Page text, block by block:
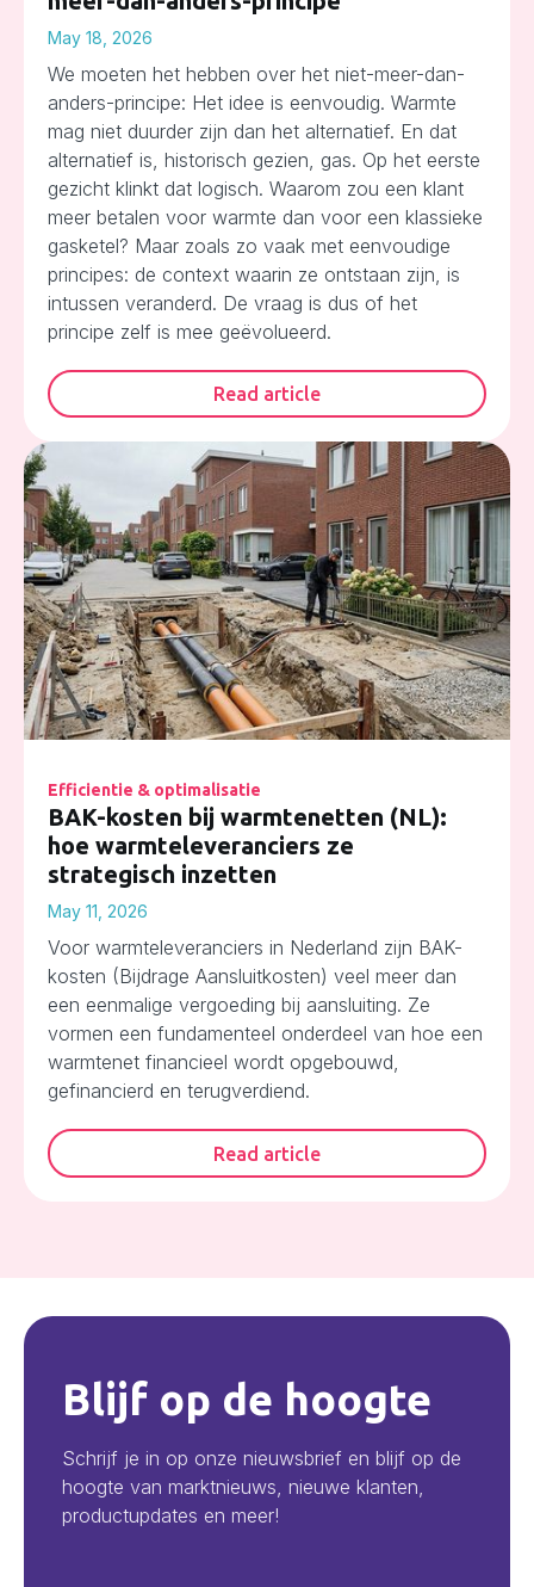
May 18, 2026
We moeten het hebben over het niet-meer-dan-
anders-principe: Het idee is eenvoudig. Warmte
mag niet duurder zijn dan het alternatief. En dat
alternatief is, historisch gezien, gas. Op het eerste
gezicht klinkt dat logisch. Waarom zou een klant
meer betalen voor warmte dan voor een klassieke
gasketel? Maar zoals zo vaak met eenvoudige
principes: de context waarin ze ontstaan zijn, is
intussen veranderd. De vraag is dus of het
principe zelf is mee geëvolueerd.
Read article
Efficientie & optimalisatie
BAK-kosten bij warmtenetten (NL):
hoe warmteleveranciers ze
strategisch inzetten
May 11, 2026
Voor warmteleveranciers in Nederland zijn BAK-
kosten (Bijdrage Aansluitkosten) veel meer dan
een eenmalige vergoeding bij aansluiting. Ze
vormen een fundamenteel onderdeel van hoe een
warmtenet financieel wordt opgebouwd,
gefinancierd en terugverdiend.
Read article
Blijf op de hoogte
Schrijf je in op onze nieuwsbrief en blijf op de
hoogte van marktnieuws, nieuwe klanten,
productupdates en meer!